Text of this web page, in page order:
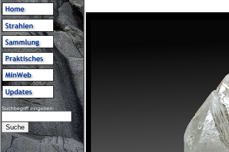
Suchbegriff eingeben: